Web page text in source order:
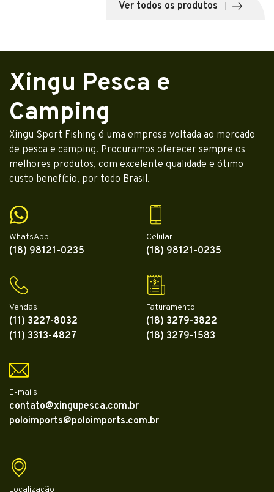
Ver todos os produtos
Xingu Pesca e
Camping
Xingu Sport Fishing é uma empresa voltada ao mercado
de pesca e camping. Procuramos oferecer sempre os
melhores produtos, com excelente qualidade e ótimo
custo benefício, por todo Brasil.
WhatsApp
(18) 98121-0235
Celular
(18) 98121-0235
Vendas
(11) 3227-8032
(11) 3313-4827
Faturamento
(18) 3279-3822
(18) 3279-1583
E-mails
contato@xingupesca.com.br
poloimports@poloimports.com.br
Localização